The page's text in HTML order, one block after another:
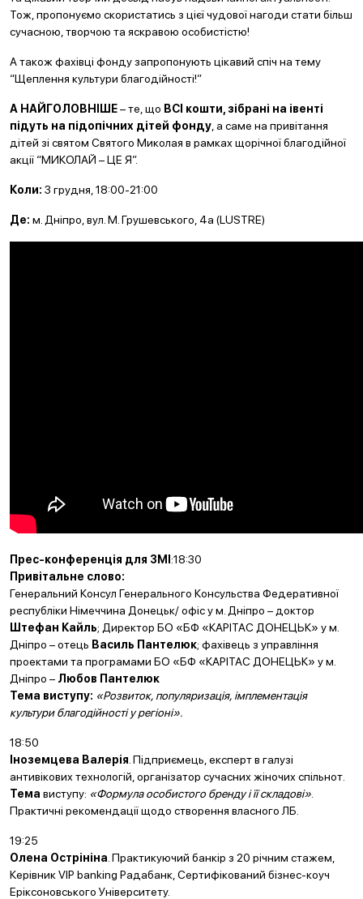
Тож, пропонуємо скористатись з цієї чудової нагоди стати більш
сучасною, творчою та яскравою особистістю!
А також фахівці фонду запропонують цікавий спіч на тему
“Щеплення культури благодійності!”
А НАЙГОЛОВНІШЕ– те, що ВСІ кошти, зібрані на івенті
підуть на підопічних дітей фонду , а саме на привітання
дітей зі святом Святого Миколая в рамках щорічної благодійної
акції “МИКОЛАЙ – ЦЕ Я”.
Коли: 3 грудня, 18:00-21:00
Де: м. Дніпро, вул. М. Грушевського, 4а (LUSTRE)
Прес-конференція для ЗМІ :18:30
Привітальне слово:
Генеральний Консул Генерального Консульства Федеративної
республіки Німеччина Донецьк/ офіс у м. Дніпро – доктор
Штефан Кайль; Директор БО «БФ «КАРІТАС ДОНЕЦЬК» у м.
Дніпро – отець Василь Пантелюк; фахівець з управління
проектами та програмами БО «БФ «КАРІТАС ДОНЕЦЬК» у м.
Дніпро – Любов Пантелюк
Тема виступу: «Розвиток, популяризація, імплементація
культури благодійності у регіоні».
18:50
Іноземцева Валерія . Підприємець, експерт в галузі
антивікових технологій, організатор сучасних жіночих спільнот.
Тема виступу: «Формула особистого бренду і її складові»
Практичні рекомендації щодо створення власного ЛБ.
19:25
Олена Острініна . Практикуючий банкір з 20 річним стажем,
Керівник VIP banking Радабанк, Сертифікований бізнес-коуч
Еріксоновського Університету.